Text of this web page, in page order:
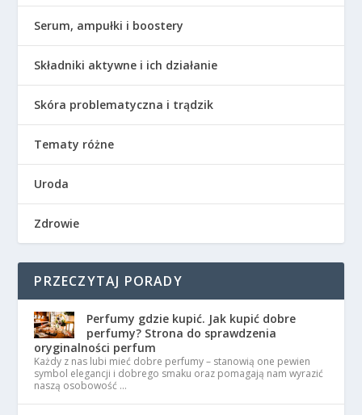
Serum, ampułki i boostery
Składniki aktywne i ich działanie
Skóra problematyczna i trądzik
Tematy różne
Uroda
Zdrowie
PRZECZYTAJ PORADY
Perfumy gdzie kupić. Jak kupić dobre
perfumy? Strona do sprawdzenia
oryginalności perfum
Każdy z nas lubi mieć dobre perfumy – stanowią one pewien
symbol elegancji i dobrego smaku oraz pomagają nam wyrazić
naszą osobowość …